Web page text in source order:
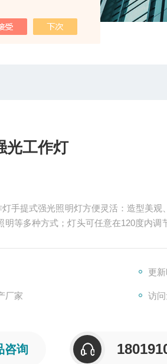
光工作灯
手提式强光照明灯方便灵活：造型美观
明等多种方式；灯头可任意在120度内
更
厂家 访
咨询